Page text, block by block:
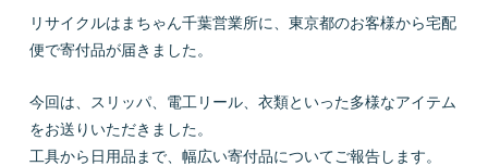
プライバシーポリシー お問い合わせ
リサイクルはまちゃん千葉営業所に、東京都のお客様から宅配
便で寄付品が届きました。
今回は、スリッパ、電工リール、衣類といった多様なアイテム
をお送りいただきました。
工具から日用品まで、幅広い寄付品についてご報告します。